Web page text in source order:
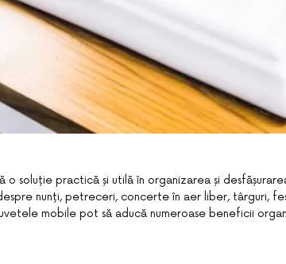
soluție practică și utilă în organizarea și
nunți, petreceri, concerte în aer liber, târguri,
mobile pot să aducă numeroase beneficii